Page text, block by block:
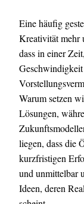
Eine häufig
Kreativität mehr
dass in einer
Warum setzen
Lösungen,
liegen, dass die
kurzfristigen
und unmittelbar
Ideen, deren